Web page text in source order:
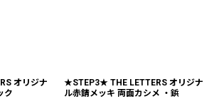
オリジナ
ク
★STEP3★ THE LETTERS オリジナ
ル赤錆メッキ 両面カシメ ・鋲